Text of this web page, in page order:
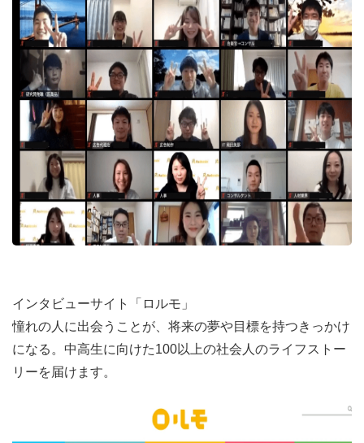
インタビューサイト「ロルモ」
憧れの人に出会うことが、将来の夢や目標を持つきっかけ
になる。中高生に向けた100以上の社会人のライフストー
リーを届けます。